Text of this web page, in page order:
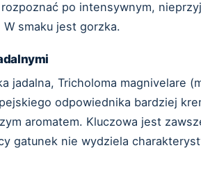
rozpoznać po intensywnym,
smaku jest gorzka.
jadalna, Tricholoma magnivelare
odpowiednika bardziej
aromatem. Kluczowa jest
gatunek nie wydziela